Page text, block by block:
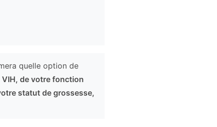
quelle option de
de votre fonction
statut de grossesse,